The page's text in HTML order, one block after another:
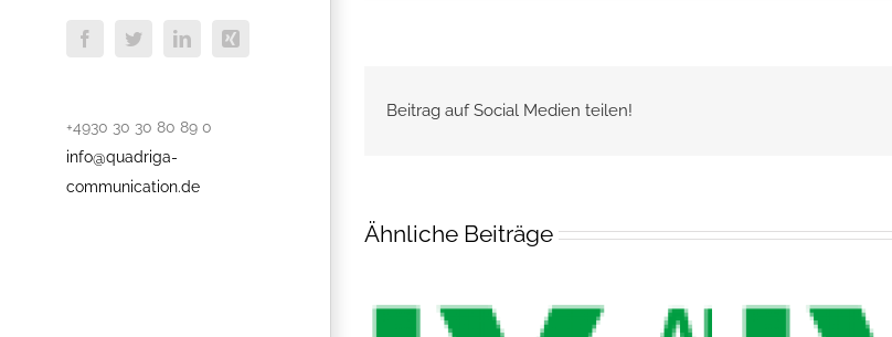
FacebookTwitterLinkedInXing
+4930 30 30 80 89 0
info@quadriga-
communication.de
Beitrag auf Social Medien teilen!
Ähnliche Beiträge